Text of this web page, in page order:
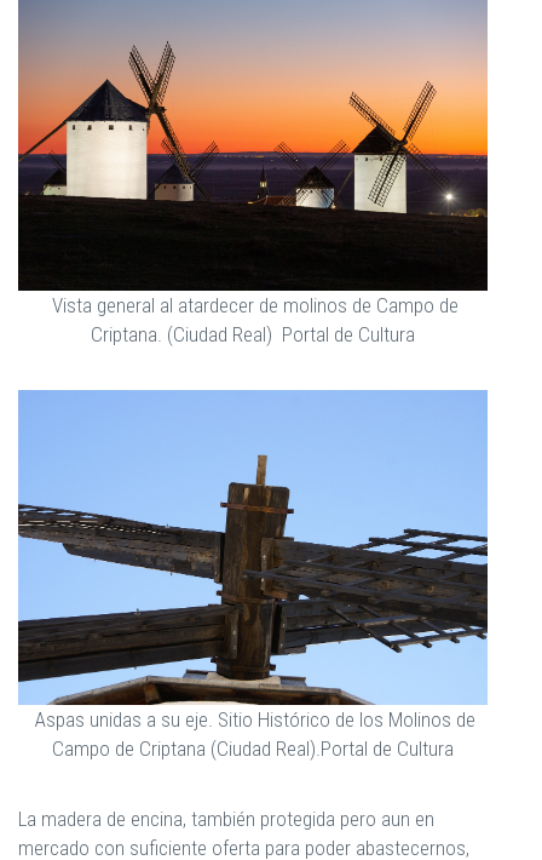
Vista general al atardecer de molinos de Campo de
Criptana. (Ciudad Real) Portal de Cultura
Aspas unidas a su eje. Sitio Histórico de los Molinos de
Campo de Criptana (Ciudad Real).Portal de Cultura
La madera de encina, también protegida pero aun en
mercado con suficiente oferta para poder abastecernos,